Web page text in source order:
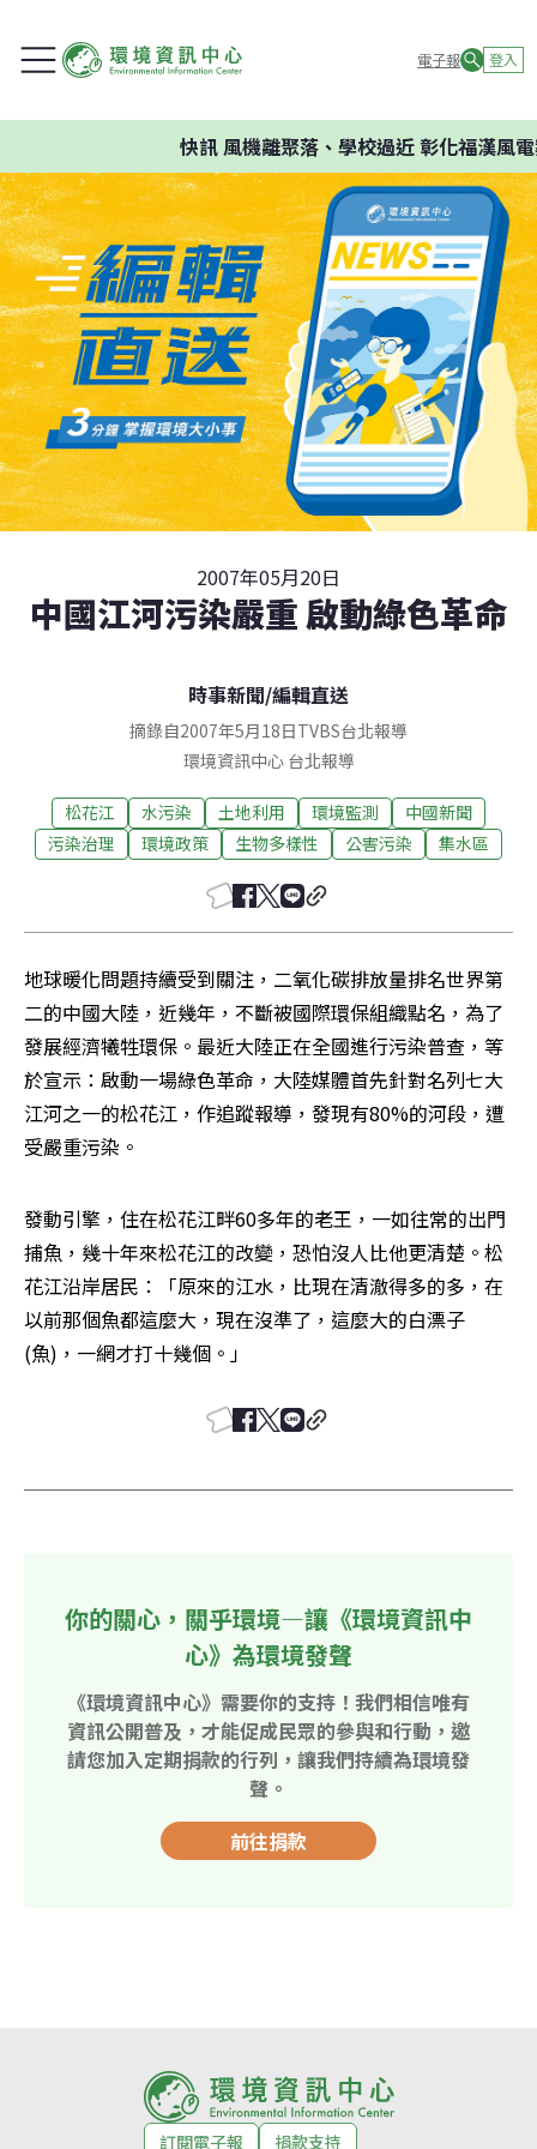
電子報 登入
快訊風機離聚落、學校過近 彰化福漢風電
2007年05月20日
中國江河污染嚴重 啟動綠色革命
時事新聞/編輯直送
摘錄自2007年5月18日TVBS台北報導
環境資訊中心 台北報導
松花江 水污染 土地利用 環境監測
中國新聞
污染治理
環境政策 生物多樣性 公害污染 集水區
地球暖化問題持續受到關注，二氧化碳排放量排名世界第
二的中國大陸，近幾年，不斷被國際環保組織點名，為了
發展經濟犧牲環保。最近大陸正在全國進行污染普查，等
於宣示：啟動一場綠色革命，大陸媒體首先針對名列七大
江河之一的松花江，作追蹤報導，發現有80%的河段，遭
受嚴重污染。
發動引擎，住在松花江畔60多年的老王，一如往常的出門
捕魚，幾十年來松花江的改變，恐怕沒人比他更清楚。松
花江沿岸居民：「原來的江水，比現在清澈得多的多，在
以前那個魚都這麼大，現在沒準了，這麼大的白漂子
(魚)，一網才打十幾個。」
你的關心，關乎環境—讓《環境資訊中
心》為環境發聲
《環境資訊中心》需要你的支持！我們相信唯有
資訊公開普及，才能促成民眾的參與和行動，邀
請您加入定期捐款的行列，讓我們持續為環境發
聲。
前往捐款
訂閱電子報 捐款支持